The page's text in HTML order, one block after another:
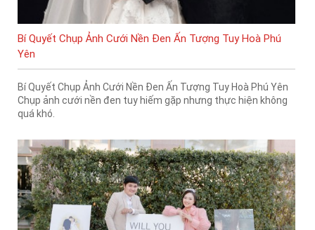
Bí Quyết Chụp Ảnh Cưới Nền Đen Ấn Tượng Tuy Hoà Phú
Yên
Bí Quyết Chụp Ảnh Cưới Nền Đen Ấn Tượng Tuy Hoà Phú Yên
Chụp ảnh cưới nền đen tuy hiếm gặp nhưng thực hiện không
quá khó.